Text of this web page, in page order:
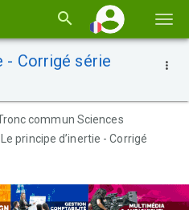
la
- Corrigé série
commun Sciences
Le principe d’inertie - Corrigé